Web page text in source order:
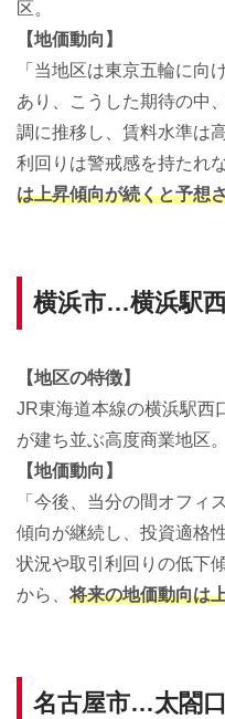
区。
【地価動向】
「当地区は東京五輪に向
あり、こうした期待の中
調に推移し、賃料水準は
利回りは警戒感を持たれ
は上昇傾向が続くと予想
横浜市…横浜駅
【地区の特徴】
JR東海道本線の横浜駅西
が建ち並ぶ高度商業地区。
【地価動向】
「今後、当分の間オフィ
傾向が継続し、投資適格
状況や取引利回りの低下
から、将来の地価動向は
名古屋市…太閤口